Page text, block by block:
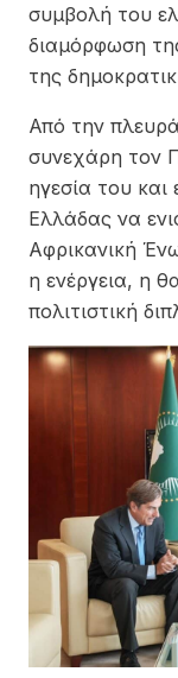
συμβολή του
διαμόρφωση
της
Από την
συνεχάρη τον
ηγεσία του
Ελλάδας να
Αφρικανική
η ενέργεια, η
πολιτιστική